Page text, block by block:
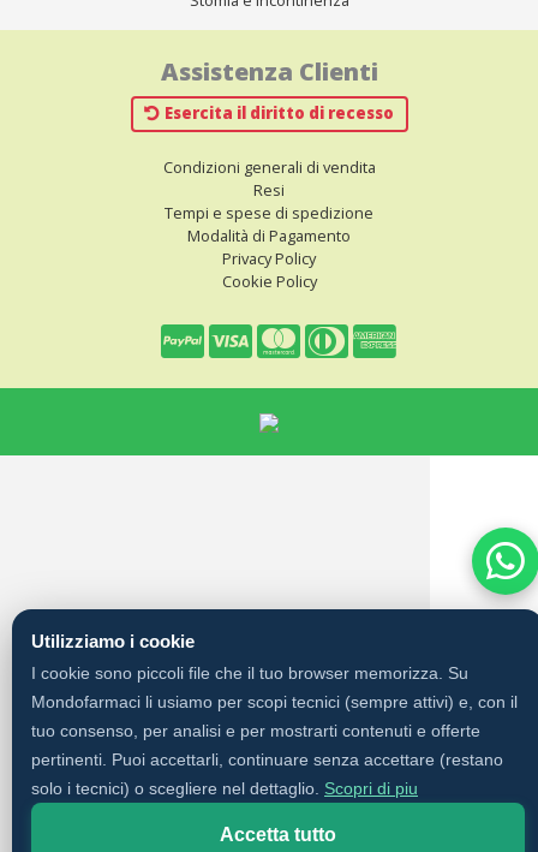
Assistenza Clienti
Esercita il diritto di recesso
Condizioni generali di vendita
Resi
Tempi e spese di spedizione
Modalità di Pagamento
Privacy Policy
Cookie Policy
Utilizziamo i cookie
I cookie sono piccoli file che il tuo browser memorizza. Su
Mondofarmaci li usiamo per scopi tecnici (sempre attivi) e, con il
tuo consenso, per analisi e per mostrarti contenuti e offerte
pertinenti. Puoi accettarli, continuare senza accettare (restano
solo i tecnici) o scegliere nel dettaglio. Scopri di piu
Accetta tutto